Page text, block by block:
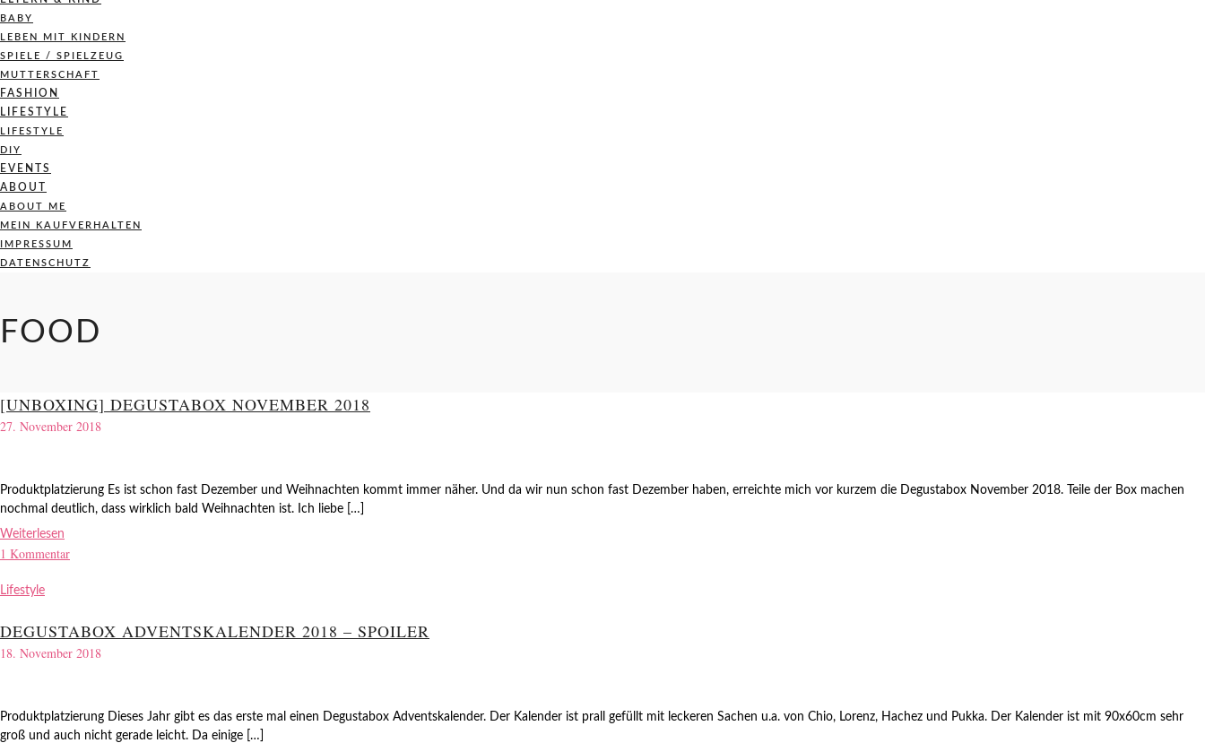
BABY
LEBEN MIT KINDERN
SPIELE / SPIELZEUG
MUTTERSCHAFT
FASHION
LIFESTYLE
LIFESTYLE
DIY
EVENTS
ABOUT
ABOUT ME
MEIN KAUFVERHALTEN
IMPRESSUM
DATENSCHUTZ
FOOD
[UNBOXING] DEGUSTABOX NOVEMBER 2018
27. November 2018
Produktplatzierung Es ist schon fast Dezember und Weihnachten kommt immer näher. Und da wir nun schon fast Dezember haben, erreichte mich vor kurzem die Degustabox November 2018. Teile der Box machen
nochmal deutlich, dass wirklich bald Weihnachten ist. Ich liebe […]
Weiterlesen
1 Kommentar
Lifestyle
DEGUSTABOX ADVENTSKALENDER 2018 – SPOILER
18. November 2018
Produktplatzierung Dieses Jahr gibt es das erste mal einen Degustabox Adventskalender. Der Kalender ist prall gefüllt mit leckeren Sachen u.a. von Chio, Lorenz, Hachez und Pukka. Der Kalender ist mit 90x60cm sehr
groß und auch nicht gerade leicht. Da einige […]